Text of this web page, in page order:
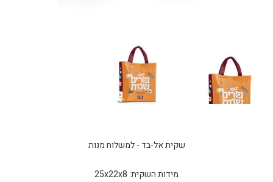
מידות השקית: 25x22x8